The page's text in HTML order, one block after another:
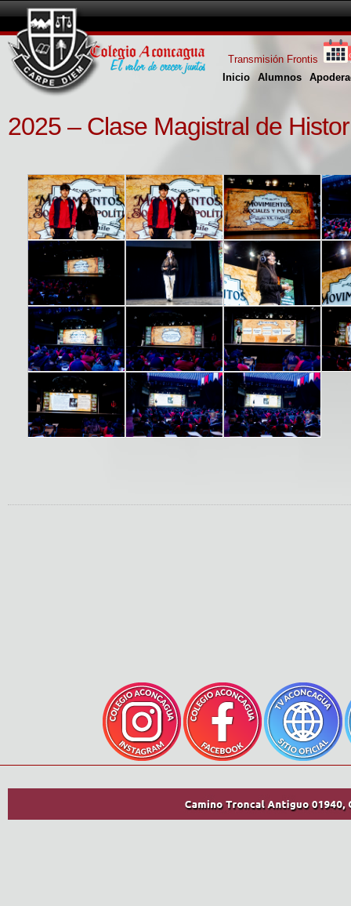
Inicio Alumnos
Transmisión Frontis
2025 – Clase Magistral de